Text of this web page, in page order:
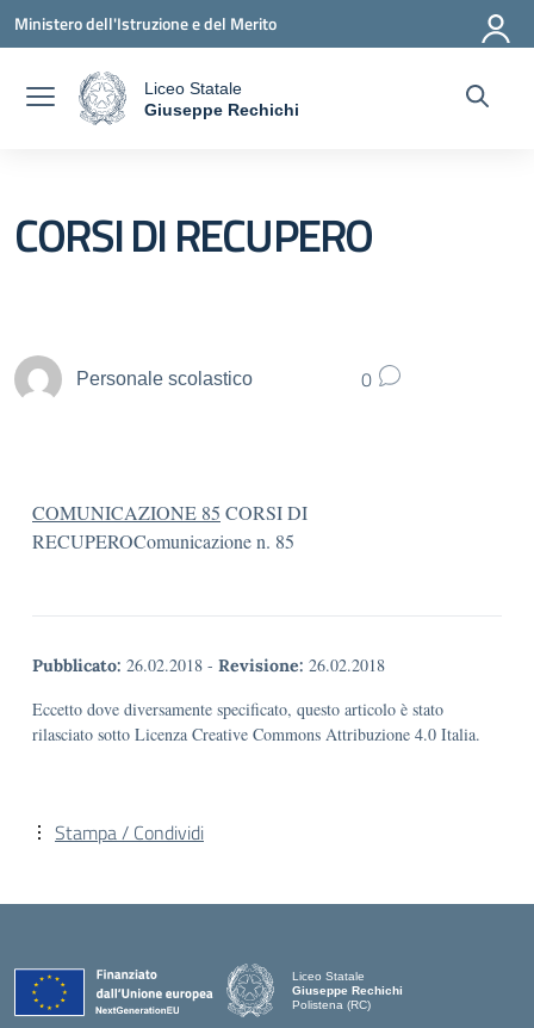
Vai ai contenuti
Vai al menu di navigazione
Vai al footer
Ministero dell'Istruzione e del Merito
Liceo Statale
Giuseppe Rechichi
CORSI DI RECUPERO
Personale scolastico 0
COMUNICAZIONE 85 CORSI DI
RECUPEROComunicazione n. 85
Pubblicato: 26.02.2018 - Revisione: 26.02.2018
Eccetto dove diversamente specificato, questo articolo è stato
rilasciato sotto Licenza Creative Commons Attribuzione 4.0 Italia.
Stampa / Condividi
Liceo Statale
Giuseppe Rechichi
Polistena (RC)